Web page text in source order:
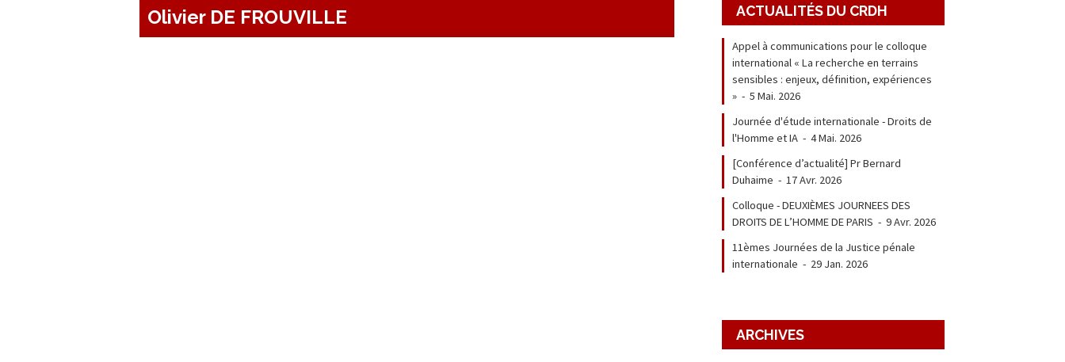
Olivier DE FROUVILLE ACTUALITÉS DU CRDH
Appel à communications pour le colloque
international « La recherche en terrains
sensibles : enjeux, définition, expériences
» -5 Mai. 2026
Journée d'étude internationale - Droits de
l'Homme et IA -4 Mai. 2026
[Conférence d’actualité] Pr Bernard
Duhaime -17 Avr. 2026
Colloque - DEUXIÈMES JOURNEES DES
DROITS DE L’HOMME DE PARIS -9 Avr. 2026
11èmes Journées de la Justice pénale
internationale - 29 Jan. 2026
ARCHIVES